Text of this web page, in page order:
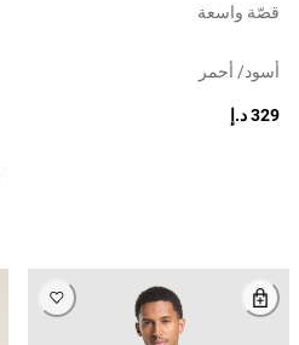
قصّة واسعة
أسود/ أحمر
329 د.إ